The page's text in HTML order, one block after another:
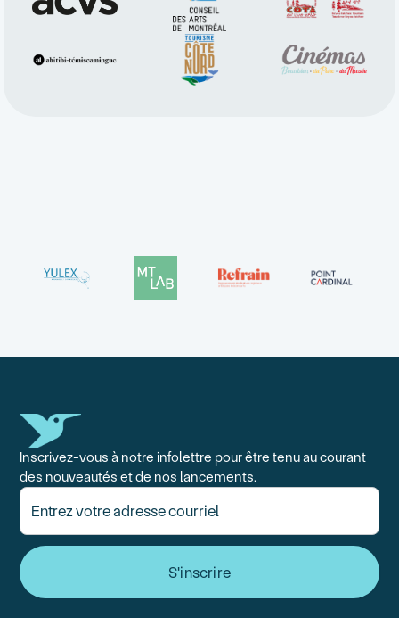
Inscrivez-vous à notre infolettre pour être tenu au courant
des nouveautés et de nos lancements.